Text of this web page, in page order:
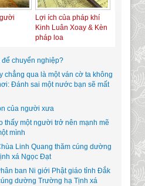
Lợi ích của pháp khí
Kinh Luân Xoay & Kèn
pháp loa
để chuyển nghiệp?
chẳng qua là một ván cờ ta không
Đánh sai một nước bạn sẽ mất
của người xưa
thấy một người trở nên mạnh mẽ
mình
Linh Quang thăm cúng dường
xá Ngọc Đạt
ban Ni giới Phật giáo tỉnh Đắk
dường Trường hạ Tịnh xá